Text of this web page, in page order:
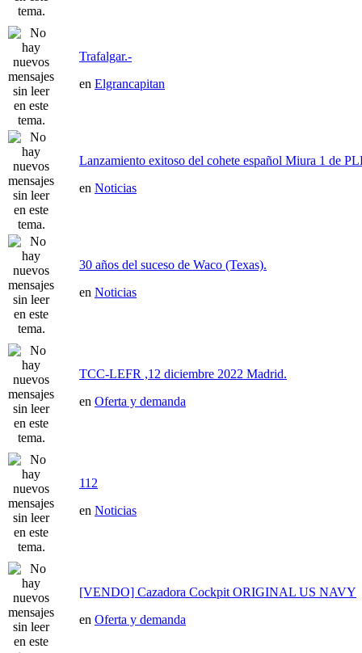
Trafalgar.-
en Elgrancapitan
Lanzamiento exitoso del cohete español Miura 1 de
en Noticias
30 años del suceso de Waco (Texas).
en Noticias
TCC-LEFR ,12 diciembre 2022 Madrid.
en Oferta y demanda
112
en Noticias
[VENDO] Cazadora Cockpit ORIGINAL US NAVY
en Oferta y demanda